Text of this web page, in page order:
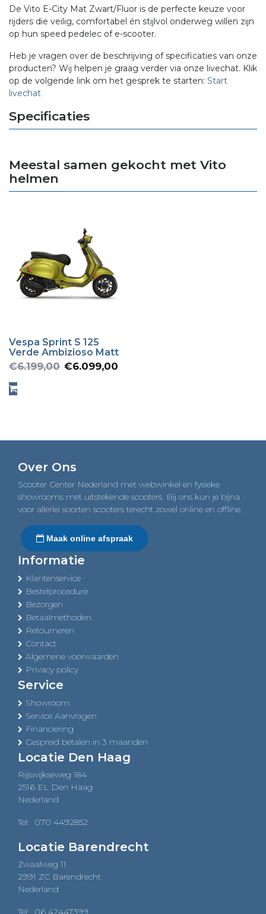
De Vito E-City Mat Zwart/Fluor is de perfecte keuze voor
rijders die veilig, comfortabel én stijlvol onderweg willen zijn
op hun speed pedelec of e-scooter.
Heb je vragen over de beschrijving of specificaties van onze
producten? Wij helpen je graag verder via onze livechat. Klik
op de volgende link om het gesprek te starten: Start
livechat
Specificaties
Meestal samen gekocht met Vito
helmen
Vespa Sprint S 125
Verde Ambizioso Matt
€6.199,00 Oorspronkelijke
€6.099,00
Over Ons
Scooter Center Nederland met webwinkel en fysieke
showrooms met uitstekende scooters. Bij ons kun je bijna
voor allerlei soorten scooters terecht zowel online en offline.
Maak online afspraak
Informatie
Klantenservice
Bestelprocedure
Bezorgen
Betaalmethoden
Retourneren
Contact
Algemene voorwaarden
Privacy policy
Service
Showroom
Service Aanvragen
Financiering
Gespreid betalen in 3 maanden
Locatie Den Haag
Rijswijkseweg 184
2516 EL Den Haag
Nederland
Tel: 070 4492852
Locatie Barendrecht
Zwaalweg 11
2991 ZC Barendrecht
Nederland
Tel: 06 42447399